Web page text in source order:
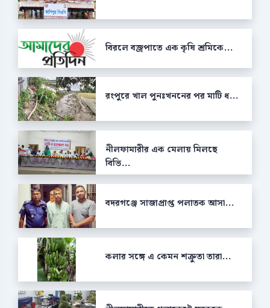
বিরলে বজ্রপাতে এক কৃষি শ্রমিকে...
রংপুরে খাল পুনঃখননের পর মাটি ধ...
নীলফামারীর এক মেলায় মিলছে
বিভি...
বদরগঞ্জে সাজাপ্রাপ্ত পলাতক আসা...
কলার সঙ্গে এ কেমন শক্রুতা তারা...